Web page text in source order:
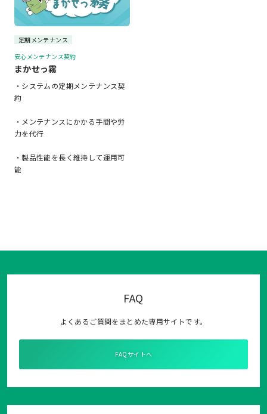
定期メンテナンス
安心メンテナンス契約
まかせっ霧
・システムの定期メンテナンス契
約
・メンテナンスにかかる手間や労
力を代行
・製品性能を長く維持して運用可
能
FAQ
よくあるご質問をまとめた専用サイトです。
FAQサイトへ